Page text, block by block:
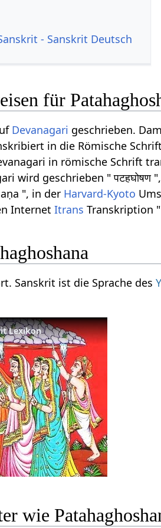
- Sanskrit Deutsch
für
Devanagari geschrieben.
in die Römische
in römische Schrift
wird geschrieben "
", in der Harvard-Kyoto
InternetItrans Transkription
Sanskrit ist die Sprache des
Lexikon
wie